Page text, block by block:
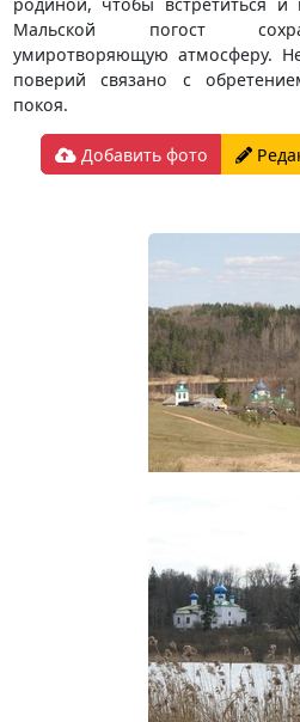
Мальской погост
умиротворяющую атмосферу.
поверий связано с
покоя.
Добавить фото